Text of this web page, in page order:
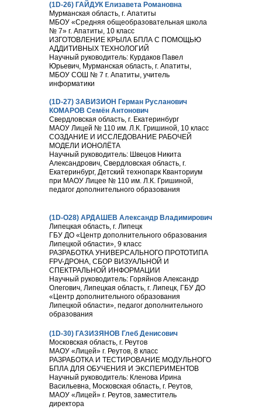
(1D-26) ГАЙДУК Елизавета Романовна
Мурманская область, г. Апатиты
МБОУ «Средняя общеобразовательная школа
№ 7» г. Апатиты, 10 класс
ИЗГОТОВЛЕНИЕ КРЫЛА БПЛА С ПОМОЩЬЮ
АДДИТИВНЫХ ТЕХНОЛОГИЙ
Научный руководитель: Курдаков Павел
Юрьевич, Мурманская область, г. Апатиты,
МБОУ СОШ № 7 г. Апатиты, учитель
информатики
(1D-27) ЗАВИЗИОН Герман Русланович
КОМАРОВ Семён Антонович
Свердловская область, г. Екатеринбург
МАОУ Лицей № 110 им. Л.К. Гришиной, 10 класс
СОЗДАНИЕ И ИССЛЕДОВАНИЕ РАБОЧЕЙ
МОДЕЛИ ИОНОЛЁТА
Научный руководитель: Швецов Никита
Александрович, Свердловская область, г.
Екатеринбург, Детский технопарк Кванториум
при МАОУ Лицее № 110 им. Л.К. Гришиной,
педагог дополнительного образования
(1D-О28) АРДАШЕВ Александр Владимирович
Липецкая область, г. Липецк
ГБУ ДО «Центр дополнительного образования
Липецкой области», 9 класс
РАЗРАБОТКА УНИВЕРСАЛЬНОГО ПРОТОТИПА
FPV-ДРОНА, СБОР ВИЗУАЛЬНОЙ И
СПЕКТРАЛЬНОЙ ИНФОРМАЦИИ
Научный руководитель: Горяйнов Александр
Олегович, Липецкая область, г. Липецк, ГБУ ДО
«Центр дополнительного образования
Липецкой области», педагог дополнительного
образования
(1D-30) ГАЗИЗЯНОВ Глеб Денисович
Московская область, г. Реутов
МАОУ «Лицей» г. Реутов, 8 класс
РАЗРАБОТКА И ТЕСТИРОВАНИЕ МОДУЛЬНОГО
БПЛА ДЛЯ ОБУЧЕНИЯ И ЭКСПЕРИМЕНТОВ
Научный руководитель: Кленова Ирина
Васильевна, Московская область, г. Реутов,
МАОУ «Лицей» г. Реутов, заместитель
директора